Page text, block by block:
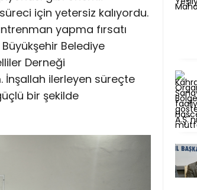
için yetersiz kalıyordu.
yapma fırsatı
Büyükşehir Belediye
Derneği
İnşallah ilerleyen süreçte
bir şekilde